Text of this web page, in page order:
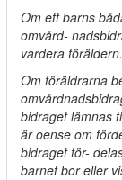
Om ett barns
omvård-
vardera föräldern.
Om föräldrarna
bidraget lämnas
är oense om
bidraget för-
barnet bor eller